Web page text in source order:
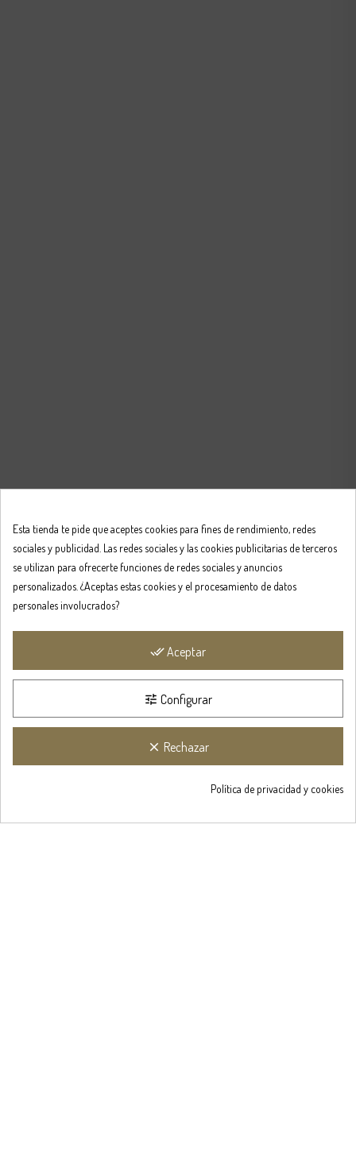
Obtén un 5%
de
Esta tienda te pide que aceptes cookies para fines de rendimiento, redes
sociales y publicidad. Las redes sociales y las cookies publicitarias de terceros
se utilizan para ofrecerte funciones de redes sociales y anuncios
personalizados. ¿Aceptas estas cookies y el procesamiento de datos
personales involucrados?
done_allAceptar
tune Configurar
clear Rechazar
Política de privacidad y cookies